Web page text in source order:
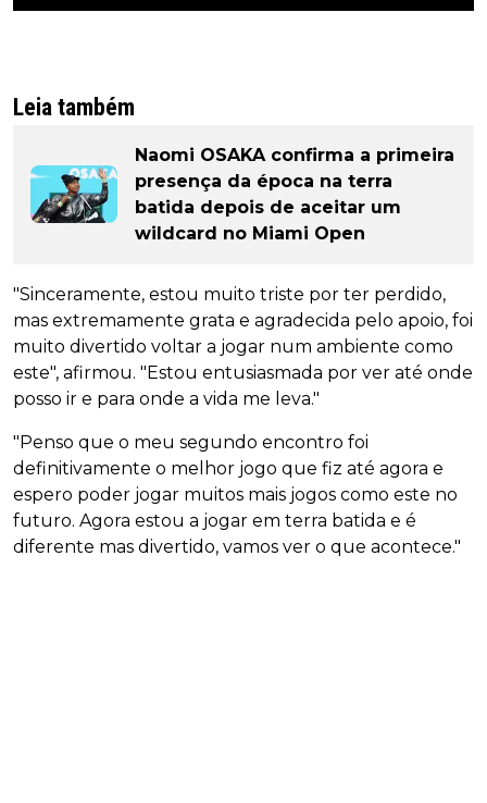
Leia também
Naomi OSAKA confirma a primeira
presença da época na terra
batida depois de aceitar um
wildcard no Miami Open
"Sinceramente, estou muito triste por ter perdido,
mas extremamente grata e agradecida pelo apoio, foi
muito divertido voltar a jogar num ambiente como
este", afirmou. "Estou entusiasmada por ver até onde
posso ir e para onde a vida me leva."
"Penso que o meu segundo encontro foi
definitivamente o melhor jogo que fiz até agora e
espero poder jogar muitos mais jogos como este no
futuro. Agora estou a jogar em terra batida e é
diferente mas divertido, vamos ver o que acontece."